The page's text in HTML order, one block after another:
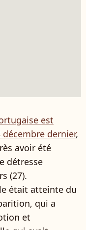
est
dernier,
avoir été
détresse
(27).
était atteinte du
qui a
et